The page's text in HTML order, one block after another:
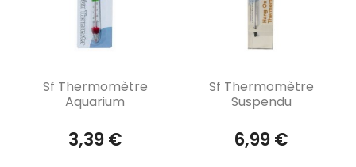
 Aperçu rapide
Sf Thermomètre
Aquarium
3,39 €
 Aperçu rapide
Sf Thermomètre
Suspendu
6,99 €